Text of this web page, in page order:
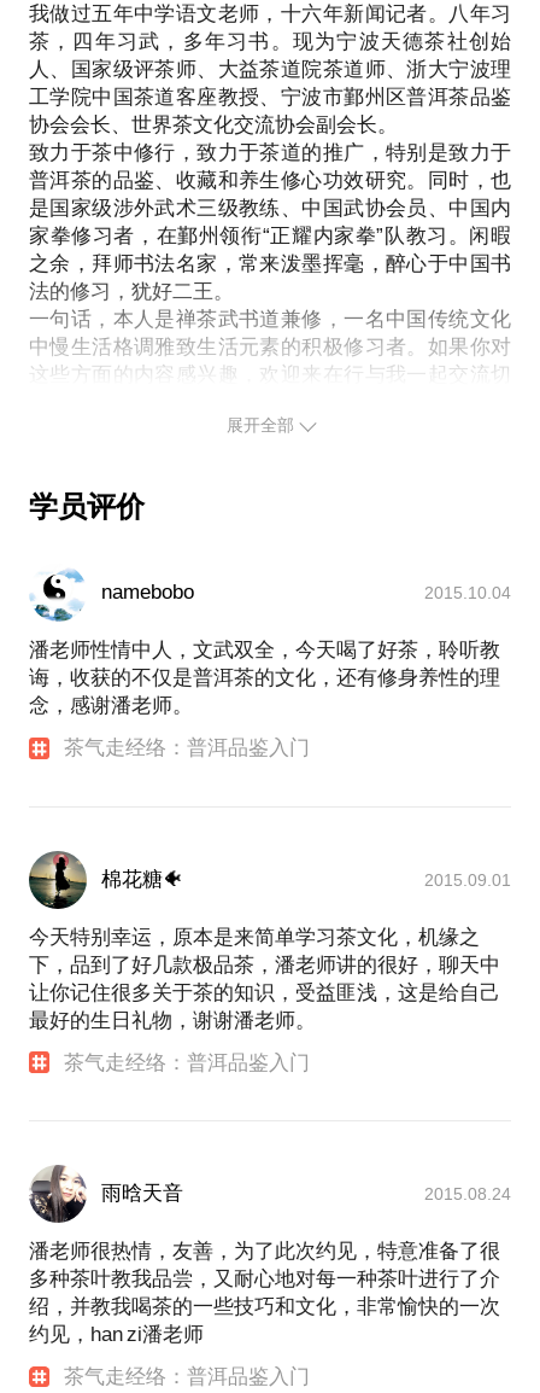
在品饮中，我们再聊聊对于普洱茶这种“茶中之茶”的
各种话题：生茶和熟茶、新茶和老茶、拼配茶和山头
茶、如何品鉴普洱茶、如何正确以普洱茶来养生修
心、普洱茶史话、如何正确收藏普洱……
我做了无数场的茶道讲座和各种茶会，同时也带出了
无数茶友。跟我一块儿喝茶的茶友都慢慢地“专业”起
来。相信此茶课结束时，你的普洱茶品鉴等级可能也
升了一层。此外，你还可以获得：
品尝适合您目前品鉴水准的普洱茶；
获得一份价值在300元左右的普洱茶；
一堂为你量身定制的普洱茶课；
可以申请加入鄞州区普洱茶品鉴协会，并参加各种茶
我做过五年中学语文老师，十六年新闻记者。八年习
茶，四年习武，多年习书。现为宁波天德茶社创始
人、国家级评茶师、大益茶道院茶道师、浙大宁波理
工学院中国茶道客座教授、宁波市鄞州区普洱茶品鉴
协会会长、世界茶文化交流协会副会长。
致力于茶中修行，致力于茶道的推广，特别是致力于
普洱茶的品鉴、收藏和养生修心功效研究。同时，也
是国家级涉外武术三级教练、中国武协会员、中国内
家拳修习者，在鄞州领衔“正耀内家拳”队教习。闲暇
之余，拜师书法名家，常来泼墨挥毫，醉心于中国书
法的修习，犹好二王。
一句话，本人是禅茶武书道兼修，一名中国传统文化
中慢生活格调雅致生活元素的积极修习者。如果你对
这些方面的内容感兴趣，欢迎来在行与我一起交流切
展开全部
学员评价
namebobo 2015.10.04
潘老师性情中人，文武双全，今天喝了好茶，聆听教
诲，收获的不仅是普洱茶的文化，还有修身养性的理
念，感谢潘老师。
茶气走经络：普洱品鉴入门
棉花糖🐠 2015.09.01
今天特别幸运，原本是来简单学习茶文化，机缘之
下，品到了好几款极品茶，潘老师讲的很好，聊天中
让你记住很多关于茶的知识，受益匪浅，这是给自己
最好的生日礼物，谢谢潘老师。
茶气走经络：普洱品鉴入门
雨晗天音 2015.08.24
潘老师很热情，友善，为了此次约见，特意准备了很
多种茶叶教我品尝，又耐心地对每一种茶叶进行了介
绍，并教我喝茶的一些技巧和文化，非常愉快的一次
约见，han zi潘老师
茶气走经络：普洱品鉴入门